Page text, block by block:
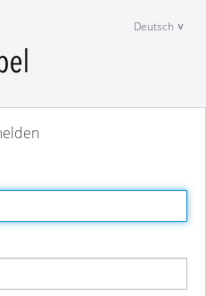
Deutsch